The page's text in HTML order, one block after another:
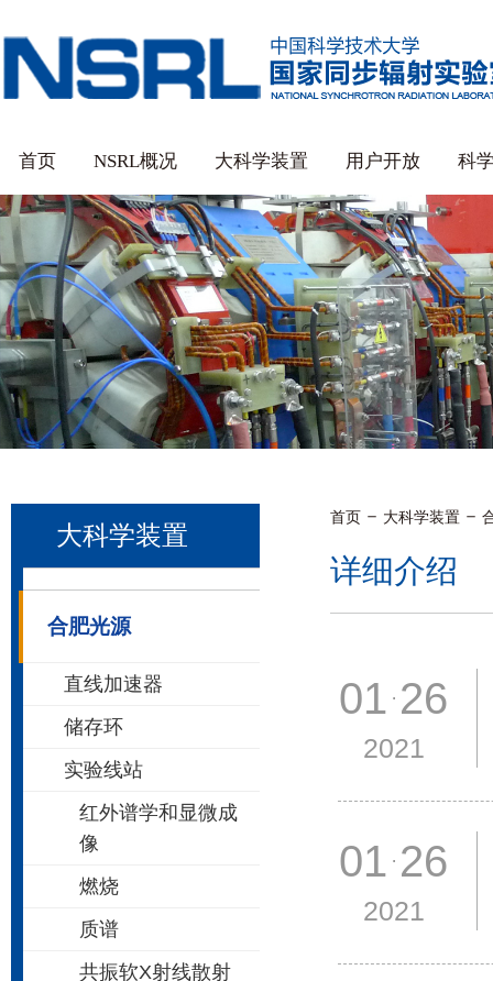
首页 NSRL概况 大科学装置 用户开放 科
大科学装置
合肥光源
直线加速器
储存环
实验线站
红外谱学和显微成
像
燃烧
质谱
共振软X射线散射
首页 大科学装置
详细介绍
01 26
2021
01 26
2021